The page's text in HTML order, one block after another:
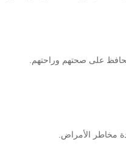
على صحتهم وراحتهم.
مخاطر الأمراض.